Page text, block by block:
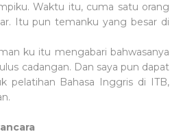
Waktu itu, cuma satu orang
Itu pun temanku yang besar di
ku itu mengabari bahwasanya
cadangan. Dan saya pun dapat
pelatihan Bahasa Inggris di ITB,